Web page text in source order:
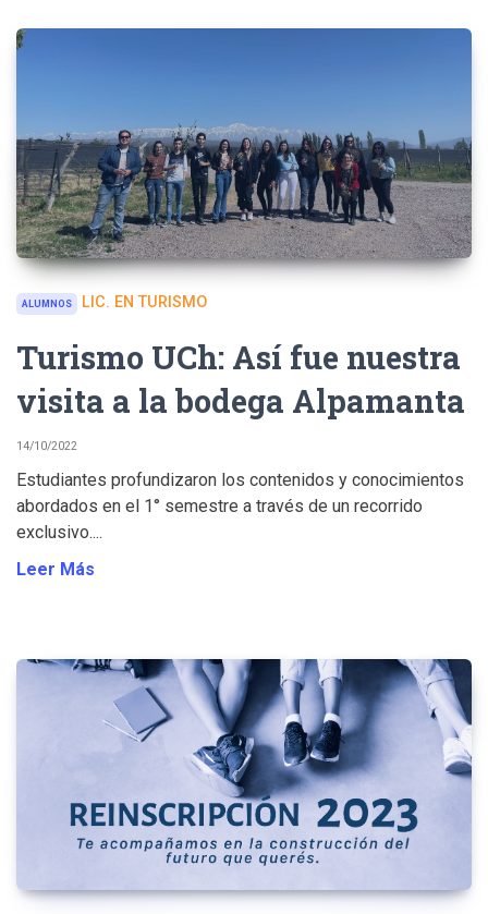
ALUMNOS LIC. EN TURISMO
Turismo UCh: Así fue nuestra
visita a la bodega Alpamanta
14/10/2022
Estudiantes profundizaron los contenidos y conocimientos
abordados en el 1° semestre a través de un recorrido
exclusivo....
Leer Más